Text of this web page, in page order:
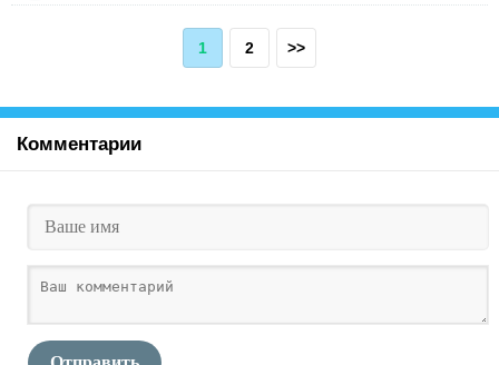
1 2 >>
Комментарии